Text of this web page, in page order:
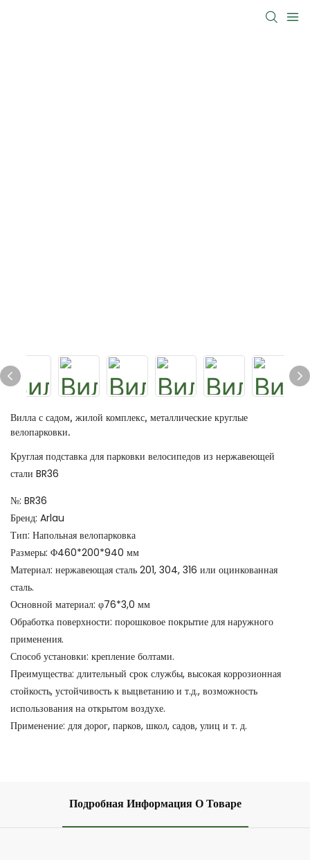
Вилла с садом, жилой комплекс, металлические круглые
велопарковки.
Круглая подставка для парковки велосипедов из нержавеющей
стали BR36
№: BR36
Бренд: Arlau
Тип: Напольная велопарковка
Размеры: Φ460*200*940 мм
Материал: нержавеющая сталь 201, 304, 316 или оцинкованная
сталь.
Основной материал: φ76*3,0 мм
Обработка поверхности: порошковое покрытие для наружного
применения.
Способ установки: крепление болтами.
Преимущества: длительный срок службы, высокая коррозионная
стойкость, устойчивость к выцветанию и т.д., возможность
использования на открытом воздухе.
Применение: для дорог, парков, школ, садов, улиц и т. д.
Подробная Информация О Товаре